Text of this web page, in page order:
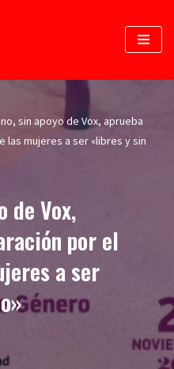
sin apoyo de Vox, aprueba
las mujeres a ser «libres y sin
de Vox,
por el
a ser